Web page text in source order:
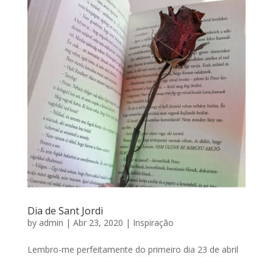
Dia de Sant Jordi
by admin | Abr 23, 2020 | Inspiração
Lembro-me perfeitamente do primeiro dia 23 de abril